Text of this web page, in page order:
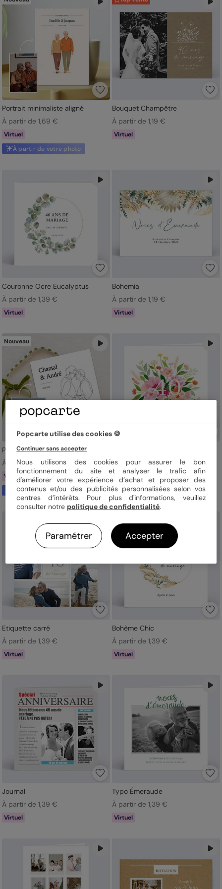
Portrait minimaliste aligné
À partir de 1,69 €
Virtuel
À partir de votre photo
Bouquet Champêtre
À partir de 1,19 €
Virtuel
Couronne Ocre Eucalyptus
À partir de 1,39 €
Virtuel
Bohemia
À partir de 1,19 €
Virtuel
Nouveau
Portrait en line art
À partir de 1,69 €
Virtuel
À partir de votre photo
À partir de 1,39 €
Virtuel
Etiquette carré
À partir de 1,39 €
Virtuel
Bohème Chic
À partir de 1,39 €
Virtuel
Journal
À partir de 1,39 €
Virtuel
Typo Émeraude
À partir de 1,39 €
Virtuel
Popcarte utilise des cookies 🍪
Continuer sans accepter
Nous utilisons des cookies pour assurer le bon
fonctionnement du site et analyser le trafic afin
d'améliorer votre expérience d’achat et proposer des
contenus et/ou des publicités personnalisées selon vos
centres d’intérêts. Pour plus d'informations, veuillez
consulter notre politique de confidentialité.
Paramétrer Accepter